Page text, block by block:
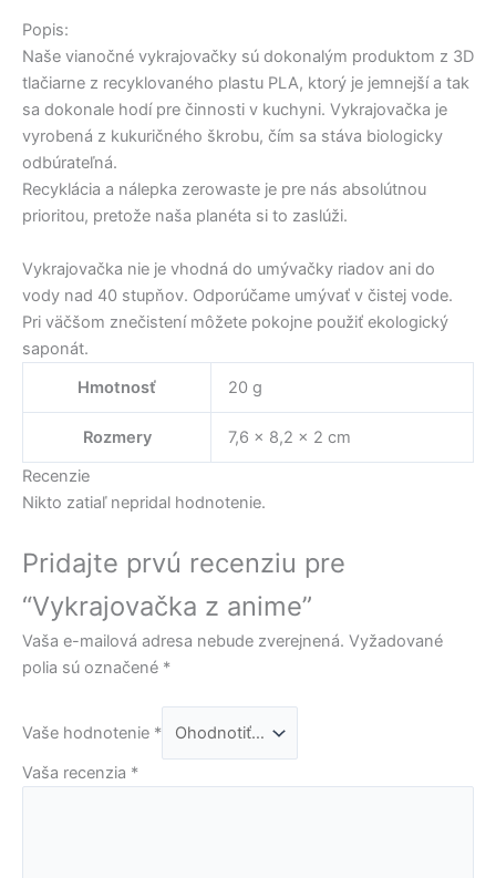
Popis:
Naše vianočné vykrajovačky sú dokonalým produktom z 3D
tlačiarne z recyklovaného plastu PLA, ktorý je jemnejší a tak
sa dokonale hodí pre činnosti v kuchyni. Vykrajovačka je
vyrobená z kukuričného škrobu, čím sa stáva biologicky
odbúrateľná.
Recyklácia a nálepka zerowaste je pre nás absolútnou
prioritou, pretože naša planéta si to zaslúži.
Vykrajovačka nie je vhodná do umývačky riadov ani do
vody nad 40 stupňov. Odporúčame umývať v čistej vode.
Pri väčšom znečistení môžete pokojne použiť ekologický
saponát.
Hmotnosť
20 g
Rozmery
7,6 × 8,2 × 2 cm
Recenzie
Nikto zatiaľ nepridal hodnotenie.
Pridajte prvú recenziu pre
“Vykrajovačka z anime”
Vaša e-mailová adresa nebude zverejnená. Vyžadované
polia sú označené *
Vaše hodnotenie *
Vaša recenzia *